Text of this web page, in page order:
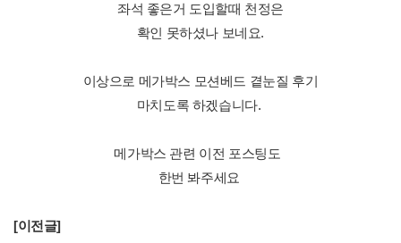
좌석 좋은거 도입할때 천정은
확인 못하셨나 보네요.
이상으로 메가박스 모션베드 곁눈질 후기
마치도록 하겠습니다.
메가박스 관련 이전 포스팅도
한번 봐주세요
[이전글]